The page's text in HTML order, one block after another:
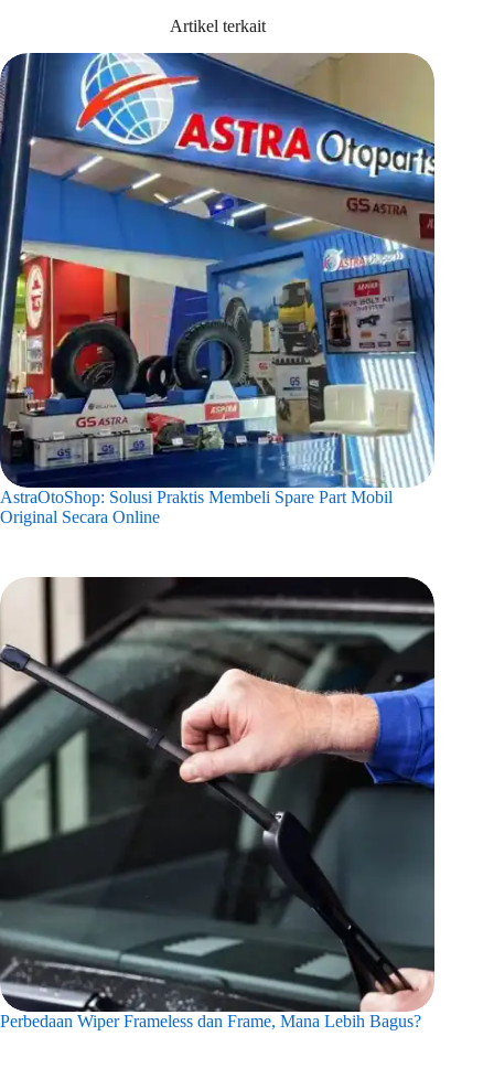
Artikel terkait
AstraOtoShop: Solusi Praktis Membeli Spare Part Mobil
Original Secara Online
Perbedaan Wiper Frameless dan Frame, Mana Lebih Bagus?